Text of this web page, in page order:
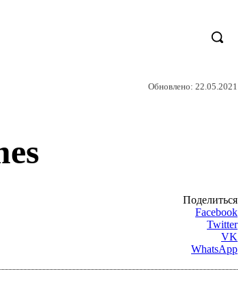
Обновлено: 22.05.2021
Поделиться
Facebook
Twitter
VK
WhatsApp